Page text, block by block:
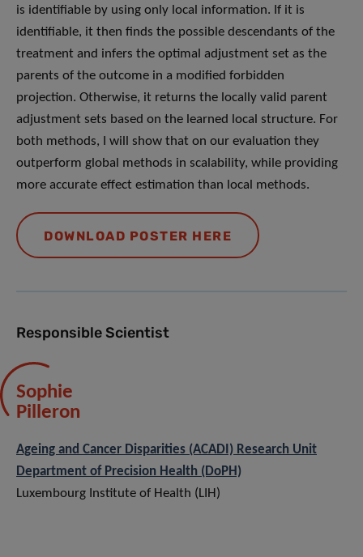
is identifiable by using only local information. If it is
identifiable, it then finds the possible descendants of the
treatment and infers the optimal adjustment set as the
parents of the outcome in a modified forbidden
projection. Otherwise, it returns the locally valid parent
adjustment sets based on the learned local structure. For
both methods, I will show that on our evaluation they
outperform global methods in scalability, while providing
more accurate effect estimation than local methods.
DOWNLOAD POSTER HERE
Responsible Scientist
Sophie
Pilleron
Ageing and Cancer Disparities (ACADI) Research Unit
Department of Precision Health (DoPH)
Luxembourg Institute of Health (LIH)